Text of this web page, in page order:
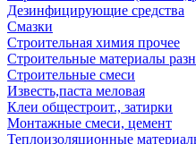
Дезинфицирующие средства
Смазки
Строительная химия прочее
Строительные материалы
Строительные смеси
Известь,паста меловая
Клеи общестроит., затирки
Монтажные смеси, цемент
Теплоизоляционные